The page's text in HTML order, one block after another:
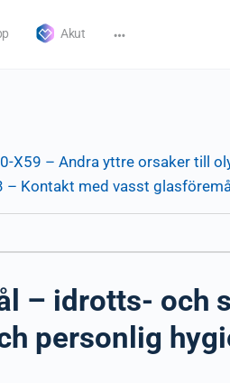
Akut
X59 – Andra yttre orsaker till
– Kontakt med vasst
– idrotts- och
personlig